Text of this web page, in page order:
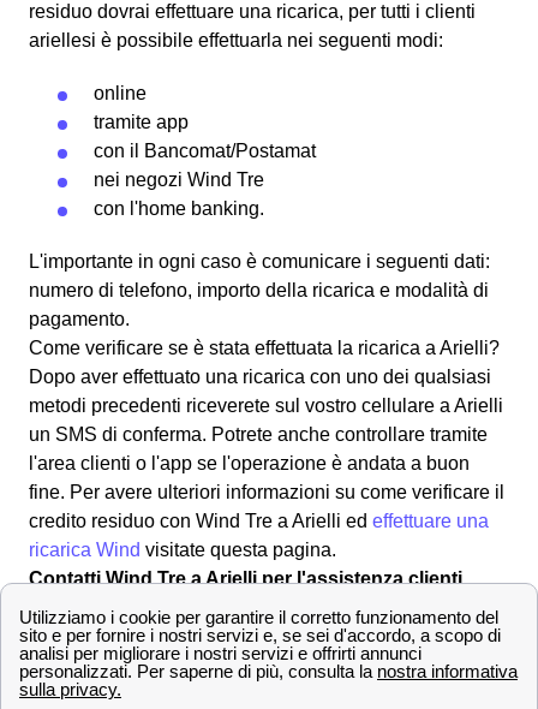
residuo dovrai effettuare una ricarica, per tutti i clienti
ariellesi è possibile effettuarla nei seguenti modi:
online
tramite app
con il
Bancomat/Postamat
nei negozi Wind Tre
con l'home banking.
L'importante in ogni caso è comunicare i seguenti dati:
numero di telefono, importo della ricarica e modalità di
pagamento.
Come verificare se è stata effettuata la ricarica a Arielli?
Dopo aver effettuato una ricarica con uno dei qualsiasi
metodi precedenti riceverete sul vostro cellulare a Arielli
un SMS di conferma. Potrete anche controllare tramite
l'area clienti o l'app se l'operazione è andata a buon
fine. Per avere ulteriori informazioni su come verificare il
credito residuo con Wind Tre a Arielli ed effettuare una
ricarica Wind visitate questa pagina.
Contatti Wind Tre a Arielli per l'assistenza clienti
Scopri come effettuare una disdetta con Wind Tre a
Arielli
Per varie motivazioni può rendersi necessario